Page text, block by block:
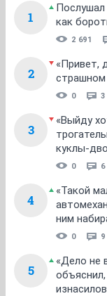
1
Послушал
как
2 691
2
«Привет,
страшном
0 3
3
«Выйду
куклы-
0 6
4
«Такой
ним
0 9
5
«Дело не